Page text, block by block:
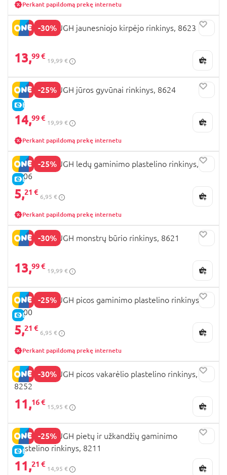
Perkant papildomą prekę internetu
-30%
PLAYGO DOUGH jaunesniojo kirpėjo rinkinys, 8623
13,99 €
19,99 €
-25%
E-KAINA
PLAYGO DOUGH jūros gyvūnai rinkinys, 8624
14,99 €
19,99 €
Perkant papildomą prekę internetu
-25%
E-KAINA
PLAYGO DOUGH ledų gaminimo plastelino rinkinys,
8106
5,21 €
6,95 €
Perkant papildomą prekę internetu
-30%
PLAYGO DOUGH monstrų būrio rinkinys, 8621
13,99 €
19,99 €
-25%
E-KAINA
PLAYGO DOUGH picos gaminimo plastelino rinkinys,
8100
5,21 €
6,95 €
Perkant papildomą prekę internetu
-30%
PLAYGO DOUGH picos vakarėlio plastelino rinkinys,
8252
11,16 €
15,95 €
-25%
E-KAINA
PLAYGO DOUGH pietų ir užkandžių gaminimo
plastelino rinkinys, 8211
11,21 €
14,95 €